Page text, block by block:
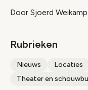
Door Sjoerd Weikamp
Rubrieken
Nieuws Locaties
Theater en